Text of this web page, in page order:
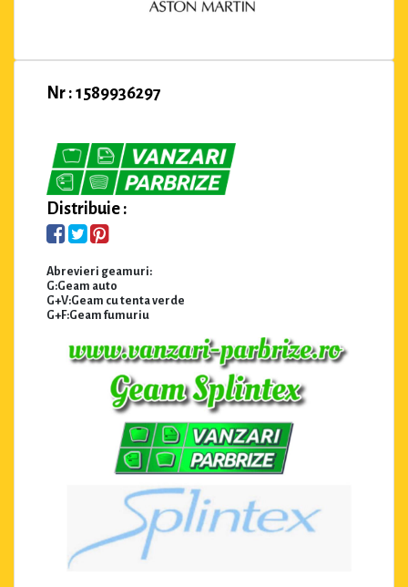
Nr : 1589936297
Distribuie :
Abrevieri geamuri:
G:Geam auto
G+V:Geam cu tenta verde
G+F:Geam fumuriu